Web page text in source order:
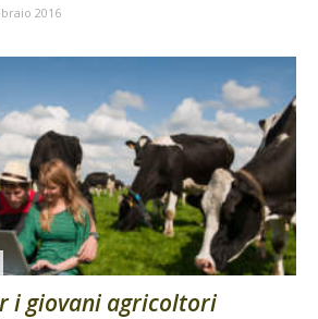
2016
i giovani agricoltori